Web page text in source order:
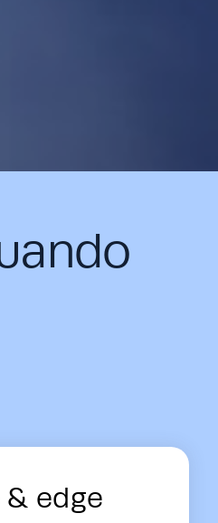
edge